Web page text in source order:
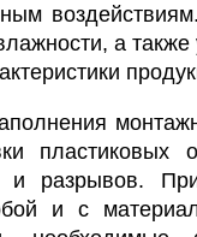
а также
пластиковых
разрывов.
и с